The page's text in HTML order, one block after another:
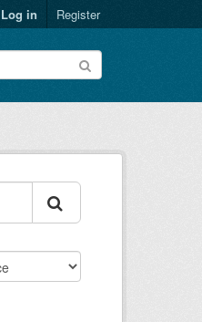
Log in Register